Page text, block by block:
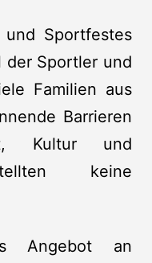
Sportfestes
der Sportler und
Familien aus
Barrieren
Kultur und
keine
Angebot an